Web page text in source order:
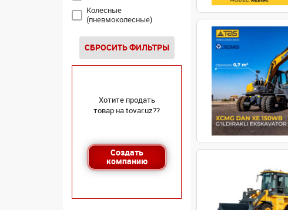
Колесные
(пневмоколесные)
СБРОСИТЬ ФИЛЬТРЫ
Хотите продать
товар на tovar.uz??
Создать
компанию